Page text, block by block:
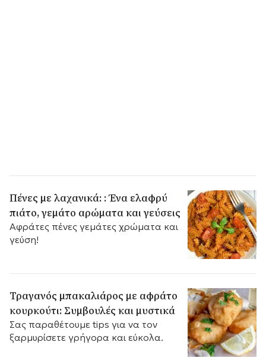
Πένες με λαχανικά: : Ένα ελαφρύ
πιάτο, γεμάτο αρώματα και γεύσεις
Αφράτες πένες γεμάτες χρώματα και
γεύση!
Τραγανός μπακαλιάρος με αφράτο
κουρκούτι: Συμβουλές και μυστικά
Σας παραθέτουμε tips για να τον
ξαρμυρίσετε γρήγορα και εύκολα.